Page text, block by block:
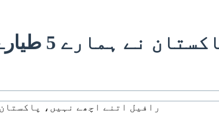
رافیل
رافیل اتنے اچھے نہیں، پاکستان نے ہمارے 5 طیارے مار گرائے: اہم بی جے